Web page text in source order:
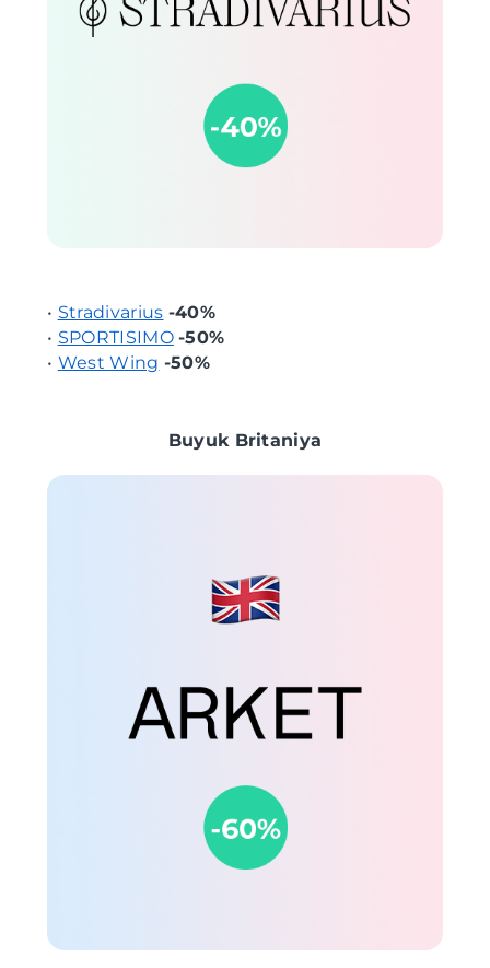
• Stradivarius -40%
• SPORTISIMO -50%
• West Wing -50%
Buyuk Britaniya